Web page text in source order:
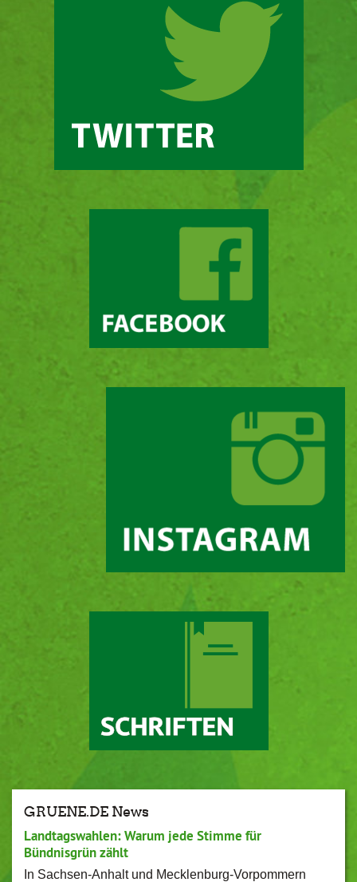
GRUENE.DE News
Landtagswahlen: Warum jede Stimme für
Bündnisgrün zählt
In Sachsen-Anhalt und Mecklenburg-Vorpommern